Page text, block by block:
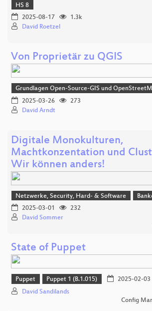
HS 8
2025-08-17
1.3k
David Roetzel
Von Proprietär zu QGIS
Grundlagen Open-Source-GIS und
2025-03-26
273
David Arndt
Digitale Monokulturen,
Machtkonzentation und
Wir können anders!
Netzwerke, Security, Hard- & Software
2025-03-01
232
David Sommer
State of Puppet
Puppet Puppet 1 (B.1.015) 2025-02-03
David Sandilands
Config